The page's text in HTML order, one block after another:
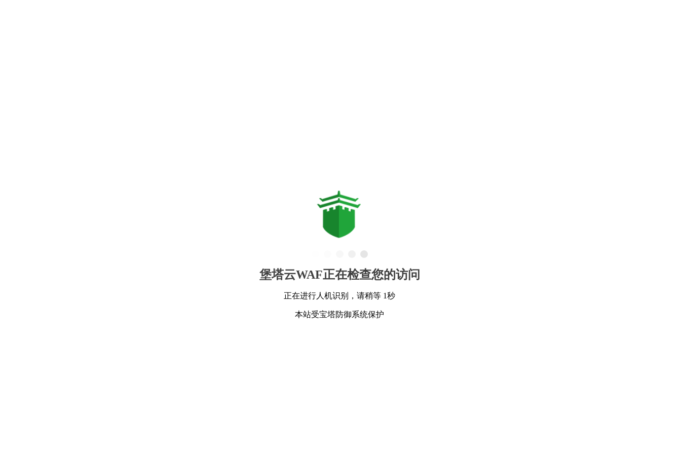
堡塔云WAF正在检查您的访问
正在进行人机识别，请稍等 1秒
本站受宝塔防御系统保护